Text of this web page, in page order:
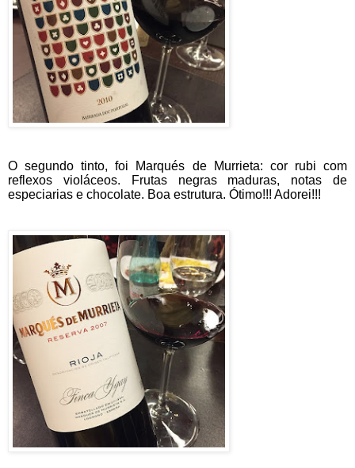
O segundo tinto, foi Marqués de Murrieta: cor rubi com
reflexos violáceos. Frutas negras maduras, notas de
especiarias e chocolate. Boa estrutura. Ótimo!!! Adorei!!!